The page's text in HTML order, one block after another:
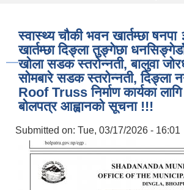
स्वास्थ्य चौकी भवन खार्तम्छा
खार्तम्छा दिङ्ला तुङ्गेछा
खोला सडक स्तरोन्नती, बालुवा
सोमबारे सडक स्तरोन्नती, दिङ्ला
Roof Truss निर्माण कार्यका
बोलपत्र आह्वानको सूचना !!!
Submitted on: Tue, 03/17/2026 - 16:01